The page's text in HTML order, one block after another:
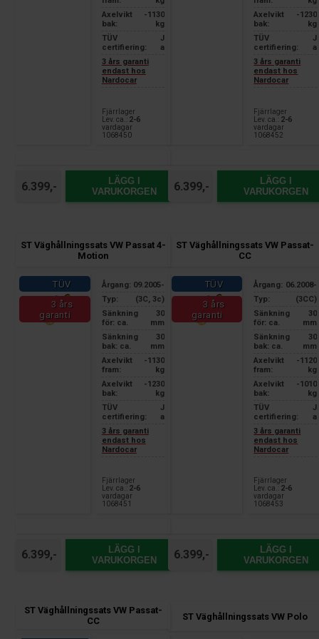
Axelvikt
bak:
-1130
kg
TÜV
certifiering:
J
a
3 års garanti
endast hos
Nardocar
Fjärrlager
Lev. ca.:
2-6
vardagar
1068450
6.399,-
LÄGG I
VARUKORGEN
Axelvikt
bak:
-1230
kg
TÜV
certifiering:
J
a
3 års garanti
endast hos
Nardocar
Fjärrlager
Lev. ca.: 2-6
vardagar
1068452
6.399,-
LÄGG I
VARUKORGEN
ST Väghållningssats VW Passat 4-
Motion
TÜV
3 års
garanti
Årgang: 09.2005-
Typ:
(3C, 3c)
Sänkning
för: ca.
30
mm
Sänkning
bak: ca.
30
mm
Axelvikt
fram:
-1130
kg
Axelvikt
bak:
-1230
kg
TÜV
certifiering:
J
a
3 års garanti
endast hos
Nardocar
Fjärrlager
Lev. ca.:
2-6
vardagar
1068451
6.399,-
LÄGG I
VARUKORGEN
ST Väghållningssats VW Passat-
CC
TÜV
3 års
garanti
Årgang: 06.2008-
Typ:
(3CC)
Sänkning
för: ca.
30
mm
Sänkning
bak: ca.
30
mm
Axelvikt
fram:
-1120
kg
Axelvikt
bak:
-1010
kg
TÜV
certifiering:
J
a
3 års garanti
endast hos
Nardocar
Fjärrlager
Lev. ca.: 2-6
vardagar
1068453
6.399,-
LÄGG I
VARUKORGEN
ST Väghållningssats VW Passat-
CC
ST Väghållningssats VW Polo